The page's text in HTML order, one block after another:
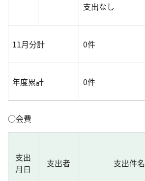
支出なし
11月分計 0件
年度累計 0件
○会費
支出
月日
支出者 支出件名